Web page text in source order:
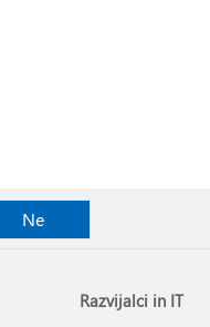
Ne
Razvijalci in IT